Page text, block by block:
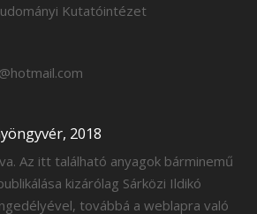
Kutatóintézet
2018
Az itt található anyagok bárminemű
kizárólag Sárközi Ildikó
továbbá a weblapra való